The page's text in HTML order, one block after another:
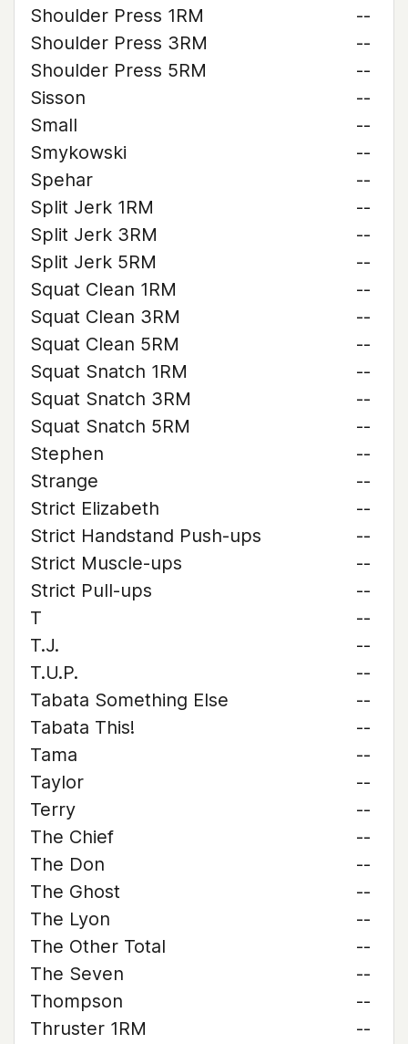
Shoulder Press 1RM
--
Shoulder Press 3RM
--
Shoulder Press 5RM
--
Sisson
--
Small
--
Smykowski
--
Spehar
--
Split Jerk 1RM
--
Split Jerk 3RM
--
Split Jerk 5RM
--
Squat Clean 1RM
--
Squat Clean 3RM
--
Squat Clean 5RM
--
Squat Snatch 1RM
--
Squat Snatch 3RM
--
Squat Snatch 5RM
--
Stephen
--
Strange
--
Strict Elizabeth
--
Strict Handstand Push-ups
--
Strict Muscle-ups
--
Strict Pull-ups
--
T
--
T.J.
--
T.U.P.
--
Tabata Something Else
--
Tabata This!
--
Tama
--
Taylor
--
Terry
--
The Chief
--
The Don
--
The Ghost
--
The Lyon
--
The Other Total
--
The Seven
--
Thompson
--
Thruster 1RM
--